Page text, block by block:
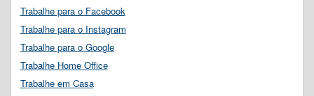
Trabalhe para o Facebook
Trabalhe para o Instagram
Trabalhe para o Google
Trabalhe Home Office
Trabalhe em Casa